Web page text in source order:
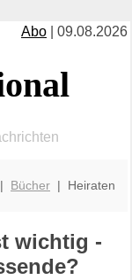
Abo | 09.08.2026
| Bücher | Heiraten
wichtig -